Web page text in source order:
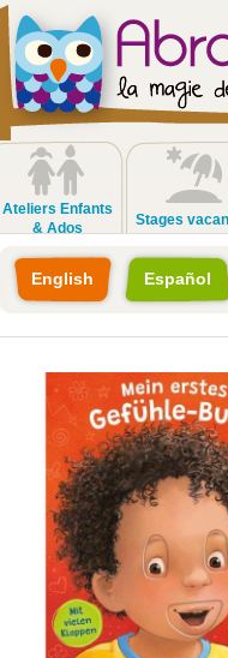
Ateliers Enfants
& Ados
Stages
English Español